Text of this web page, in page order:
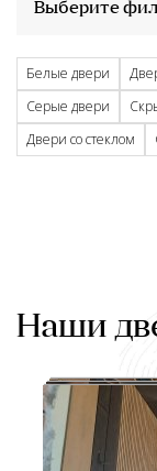
Выберите
Белые двери
Серые двери
Двери со стеклом
Наши